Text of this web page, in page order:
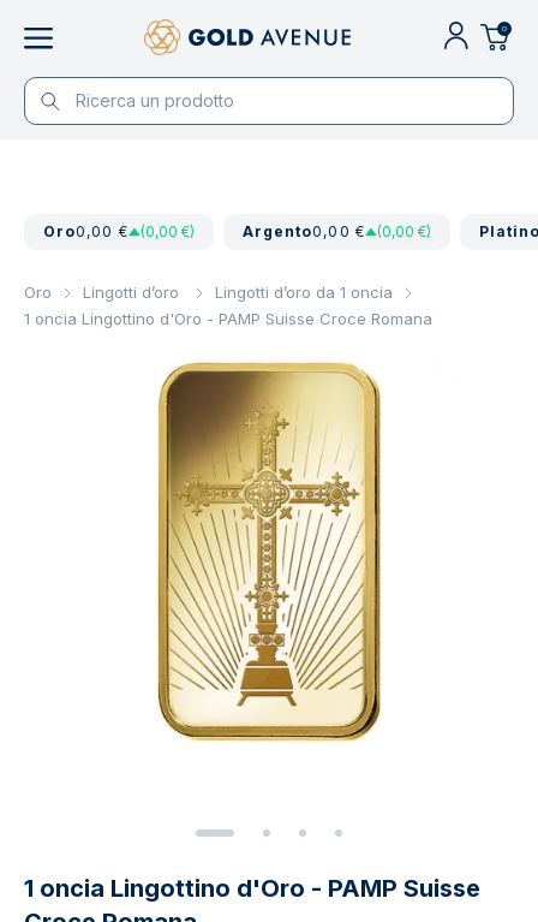
0
Oro0,00 € (0,00 €) Argento0,00 € (0,00 €)
Oro Lingotti d’oro
Lingotti d’oro da 1 oncia
1 oncia Lingottino d'Oro - PAMP Suisse Croce Romana
1 oncia Lingottino d'Oro - PAMP Suisse